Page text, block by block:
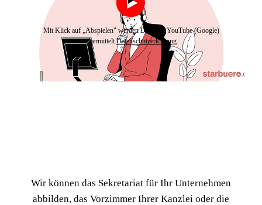
Mit Klick auf „Abspielen" werden Daten an YouTube (Google)
übermittelt.Datenschutzerklärung
Wir können das Sekretariat für Ihr Unternehmen
abbilden, das Vorzimmer Ihrer Kanzlei oder die